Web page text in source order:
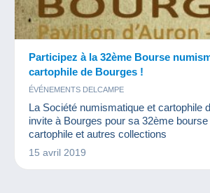
Participez à la 32ème Bourse
cartophile de Bourges !
ÉVÉNEMENTS DELCAMPE
La Société numismatique et cartophile
invite à Bourges pour sa 32ème
cartophile et autres collections
15 avril 2019